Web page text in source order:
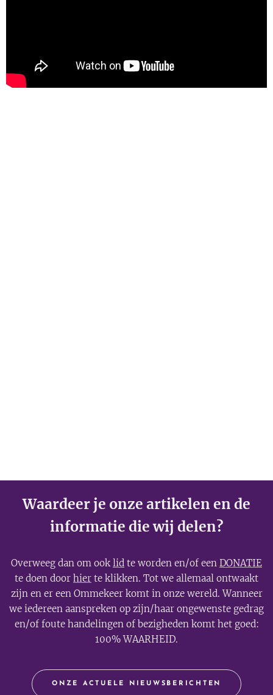
Waardeer je onze artikelen en de
informatie die wij delen?
Overweeg dan om ooklid te worden en/of een DONATIE
te doen door hier te klikken. Tot we allemaal ontwaakt
zijn en er een Ommekeer komt in onze wereld. Wanneer
we iedereen aanspreken op zijn/haar ongewenste gedrag
en/of foute handelingen of bezigheden komt het goed:
100% WAARHEID.
ONZE ACTUELE NIEUWSBERICHTEN